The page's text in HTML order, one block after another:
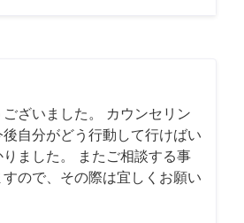
ざいました。 カウンセリン
自分がどう行動して行けばい
ました。 またご相談する事
ので、その際は宜しくお願い